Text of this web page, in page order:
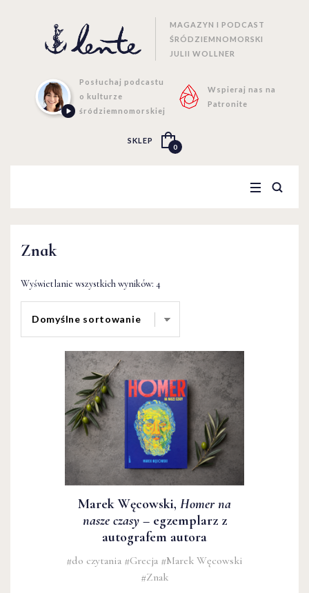
MAGAZYN I PODCAST
ŚRÓDZIEMNOMORSKI
JULII WOLLNER
Posłuchaj podcastu
o kulturze
śródziemnomorskiej
Wspieraj nas na
Patronite
SKLEP
0
Znak
Wyświetlanie wszystkich wyników: 4
Marek Węcowski, Homer na
nasze czasy– egzemplarz z
autografem autora
#do czytania #Grecja #Marek Węcowski
#Znak